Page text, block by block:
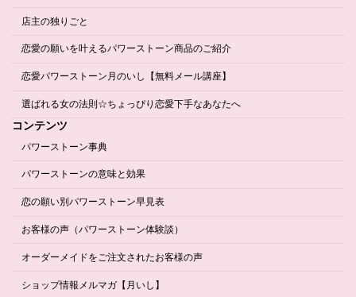
店主の独りごと
恋愛の願いを叶えるパワーストーン商品のご紹介
恋愛パワーストーン月のいし【無料メール講座】
選ばれる女の法則☆ちょっぴり恋愛下手なあなたへ
コンテンツ
パワーストーン事典
パワーストーンの意味と効果
恋の願い別パワーストーン早見表
お客様の声（パワーストーン体験談）
オーダーメイドをご注文されたお客様の声
ショップ情報メルマガ【月いし】